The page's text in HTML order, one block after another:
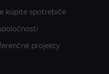
kúpite spotrebiče
projekty